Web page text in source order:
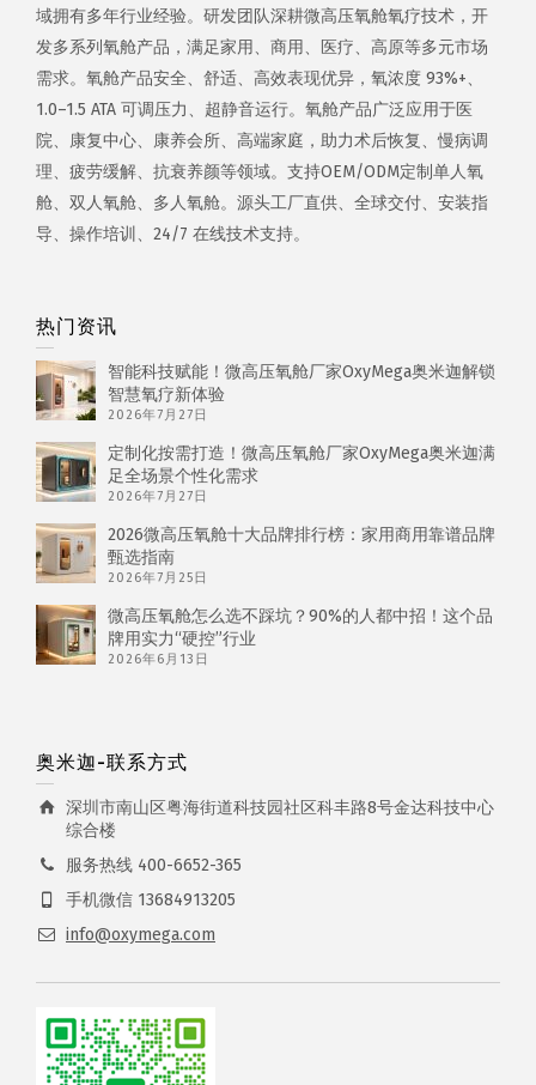
域拥有多年行业经验。研发团队深耕微高压氧舱氧疗技术，开
发多系列氧舱产品，满足家用、商用、医疗、高原等多元市场
需求。氧舱产品安全、舒适、高效表现优异，氧浓度 93%+、
1.0–1.5 ATA 可调压力、超静音运行。氧舱产品广泛应用于医
院、康复中心、康养会所、高端家庭，助力术后恢复、慢病调
理、疲劳缓解、抗衰养颜等领域。支持OEM/ODM定制单人氧
舱、双人氧舱、多人氧舱。源头工厂直供、全球交付、安装指
导、操作培训、24/7 在线技术支持。
热门资讯
智能科技赋能！微高压氧舱厂家OxyMega奥米迦解锁
智慧氧疗新体验
2026年7月27日
定制化按需打造！微高压氧舱厂家OxyMega奥米迦满
足全场景个性化需求
2026年7月27日
2026微高压氧舱十大品牌排行榜：家用商用靠谱品牌
甄选指南
2026年7月25日
微高压氧舱怎么选不踩坑？90%的人都中招！这个品
牌用实力“硬控”行业
2026年6月13日
奥米迦-联系方式
深圳市南山区粤海街道科技园社区科丰路8号金达科技中心
综合楼
服务热线 400-6652-365
手机微信 13684913205
info@oxymega.com